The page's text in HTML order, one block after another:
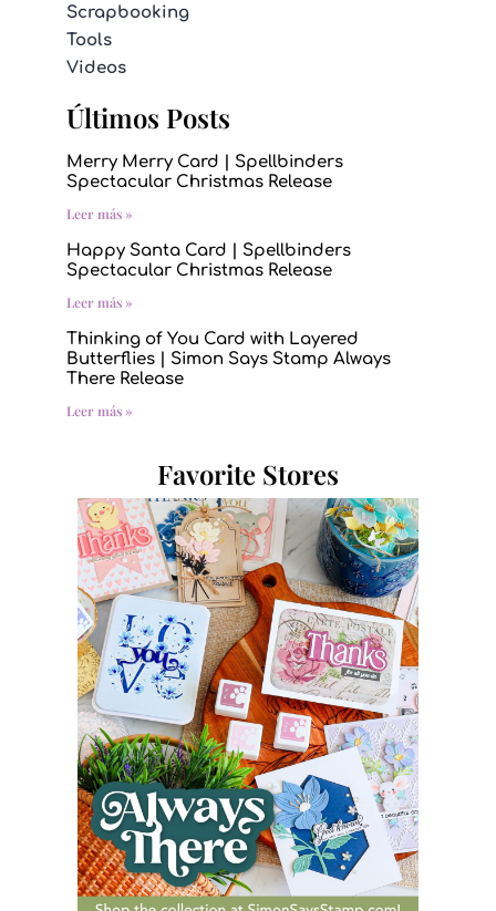
Scrapbooking
Tools
Videos
Últimos Posts
Merry Merry Card | Spellbinders
Spectacular Christmas Release
Leer más »
Happy Santa Card | Spellbinders
Spectacular Christmas Release
Leer más »
Thinking of You Card with Layered
Butterflies | Simon Says Stamp Always
There Release
Leer más »
Favorite Stores